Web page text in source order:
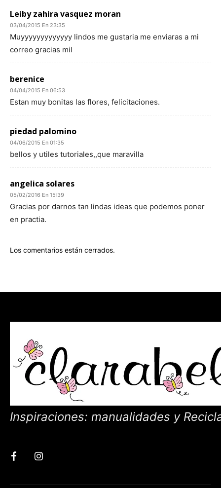
Leiby zahira vasquez moran
03/04/2015 En 23:35
Muyyyyyyyyyyyyy lindos me gustaria me enviaras a mi
correo gracias mil
berenice
04/04/2015 En 06:53
Estan muy bonitas las flores, felicitaciones.
piedad palomino
04/06/2015 En 01:35
bellos y utiles tutoriales,,que maravilla
angelica solares
05/02/2016 En 15:39
Gracias por darnos tan lindas ideas que podemos poner
en practia.
Los comentarios están cerrados.
Inspiraciones: manualidades y